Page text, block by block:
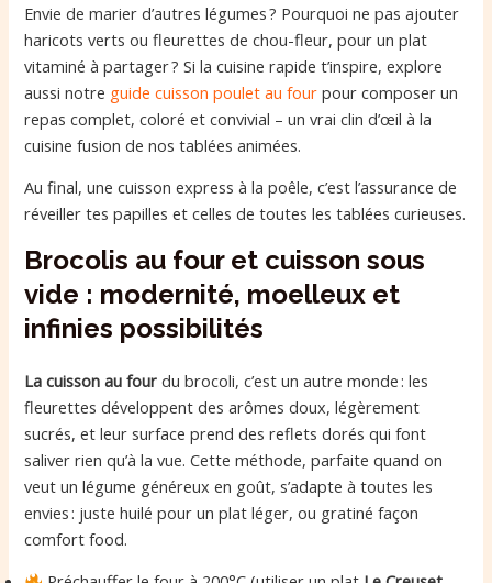
Envie de marier d’autres légumes ? Pourquoi ne pas ajouter
haricots verts ou fleurettes de chou-fleur, pour un plat
vitaminé à partager ? Si la cuisine rapide t’inspire, explore
aussi notre guide cuisson poulet au four pour composer un
repas complet, coloré et convivial – un vrai clin d’œil à la
cuisine fusion de nos tablées animées.
Au final, une cuisson express à la poêle, c’est l’assurance de
réveiller tes papilles et celles de toutes les tablées curieuses.
Brocolis au four et cuisson sous
vide : modernité, moelleux et
infinies possibilités
La cuisson au four du brocoli, c’est un autre monde : les
fleurettes développent des arômes doux, légèrement
sucrés, et leur surface prend des reflets dorés qui font
saliver rien qu’à la vue. Cette méthode, parfaite quand on
veut un légume généreux en goût, s’adapte à toutes les
envies : juste huilé pour un plat léger, ou gratiné façon
comfort food.